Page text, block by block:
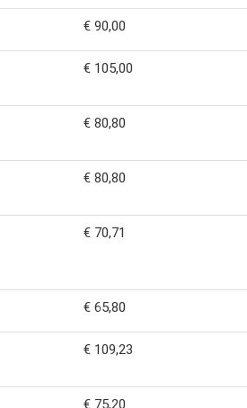
€ 90,00
€ 105,00
€ 80,80
€ 80,80
€ 70,71
€ 65,80
€ 109,23
€ 75,20